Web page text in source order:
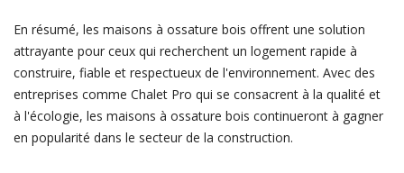
En résumé, les maisons à ossature bois offrent une solution
attrayante pour ceux qui recherchent un logement rapide à
construire, fiable et respectueux de l'environnement. Avec des
entreprises comme Chalet Pro qui se consacrent à la qualité et
à l'écologie, les maisons à ossature bois continueront à gagner
en popularité dans le secteur de la construction.